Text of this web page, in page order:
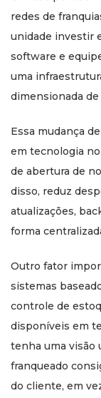
redes de
unidade investir
software e
uma
dimensionada
Essa mudança
em tecnologia
de abertura de
disso, reduz
atualizações,
forma
Outro fator
sistemas
controle de
disponíveis em
tenha uma visão
franqueado
do cliente, em